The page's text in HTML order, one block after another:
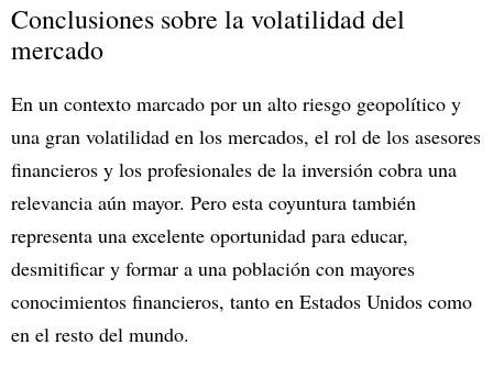
Conclusiones sobre la volatilidad del
mercado
En un contexto marcado por un alto riesgo geopolítico y
una gran volatilidad en los mercados, el rol de los asesores
financieros y los profesionales de la inversión cobra una
relevancia aún mayor. Pero esta coyuntura también
representa una excelente oportunidad para educar,
desmitificar y formar a una población con mayores
conocimientos financieros, tanto en Estados Unidos como
en el resto del mundo.